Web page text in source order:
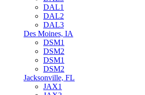
DAL1
DAL2
DAL3
Des Moines, IA
DSM1
DSM2
DSM1
DSM2
Jacksonville, FL
JAX1